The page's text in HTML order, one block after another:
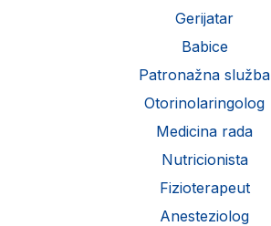
Gerijatar
Babice
Patronažna služba
Otorinolaringolog
Medicina rada
Nutricionista
Fizioterapeut
Anesteziolog